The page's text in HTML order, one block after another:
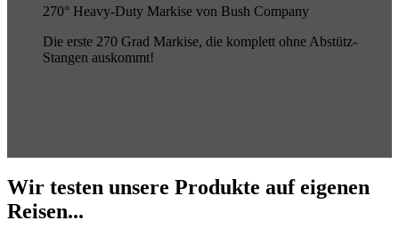
270° Heavy-Duty Markise von Bush Company
Die erste 270 Grad Markise, die komplett ohne Abstütz-
Stangen auskommt!
Wir testen unsere Produkte auf eigenen
Reisen...